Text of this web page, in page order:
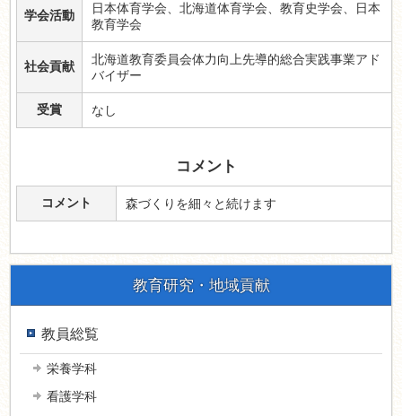
学会活動
日本体育学会、北海道体育学会、教育史学会、日本
教育学会
社会貢献
北海道教育委員会体力向上先導的総合実践事業アド
バイザー
受賞 なし
コメント
コメント 森づくりを細々と続けます
教育研究・地域貢献
教員総覧
栄養学科
看護学科